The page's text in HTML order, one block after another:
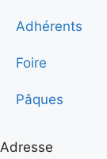
Adhérents
Foire
Pâques
Adresse